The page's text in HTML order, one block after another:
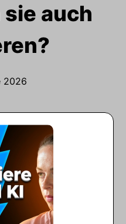
auch
2026